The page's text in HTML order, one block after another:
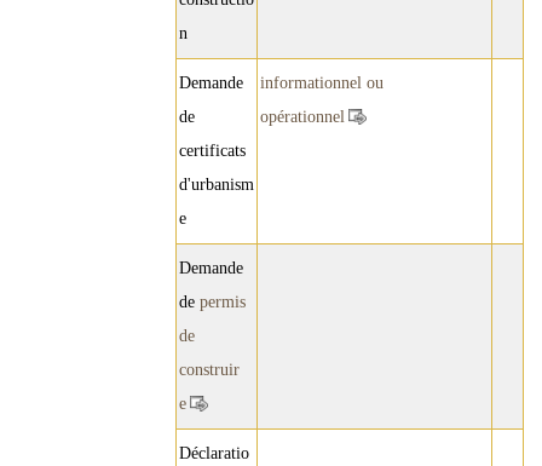
n
Demande
de
certificats
d'urbanism
e
informationnel ou
opérationnel
Demande
de permis
de
construir
e
Déclaratio